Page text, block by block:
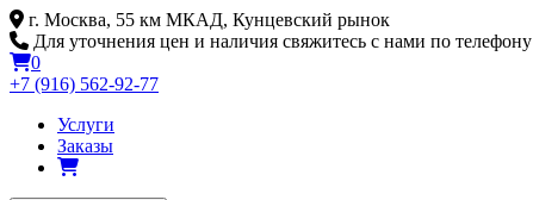
Skip
to
content
г. Москва, 55 км МКАД, Кунцевский рынок
Для уточнения цен и наличия свяжитесь с нами по телефону
0
+7 (916) 562-92-77
Услуги
Заказы